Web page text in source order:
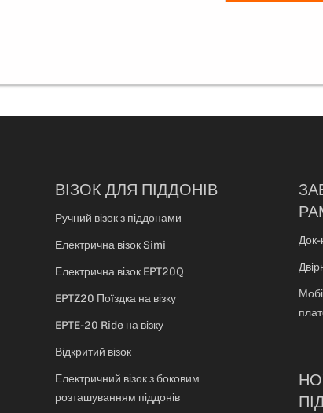
ВІЗОК ДЛЯ ПІДДОНІВ
Ручний візок з піддонами
Електрична візок Simi
Електрична візок EPT20Q
EPTZ20 Поїздка на візку
EPTE-20 Ride на візку
Відкритий візок
Електричний візок з боковим
розташуванням піддонів
Док-